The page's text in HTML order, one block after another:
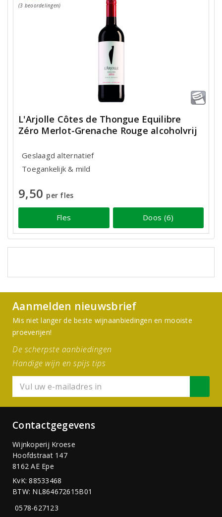
(3 beoordelingen)
L'Arjolle Côtes de Thongue Equilibre
Zéro Merlot-Grenache Rouge alcoholvrij
Geslaagd alternatief
Toegankelijk & mild
9,50 per fles
Fles Doos (6)
Aanmelden nieuwsbrief
Mis niet langer de beste wijnaanbiedingen en mooiste
proeverijen!
De scherpste aanbiedingen
Handige wijn en spijs tips
Contactgegevens
Wijnkoperij Kroese
Hoofdstraat 147
8162 AE Epe
KvK: 88533468
BTW: NL864672615B01
0578-627123